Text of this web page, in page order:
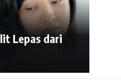
Lepas dari